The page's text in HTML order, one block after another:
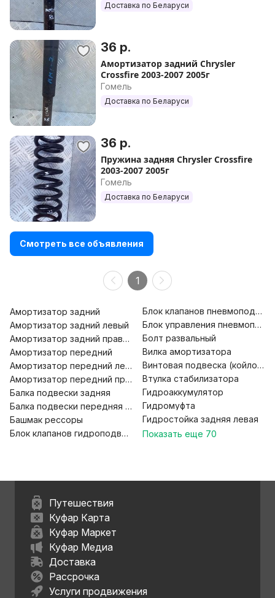
Доставка по Беларуси
36 р.
Амортизатор задний Chrysler
Crossfire 2003-2007 2005г
Гомель
Доставка по Беларуси
36 р.
Пружина задняя Chrysler Crossfire
2003-2007 2005г
Гомель
Доставка по Беларуси
Смотреть все объявления
1
Амортизатор задний
Амортизатор задний левый
Амортизатор задний правый
Амортизатор передний
Амортизатор передний левый
Амортизатор передний правый
Балка подвески задняя
Балка подвески передняя (подрамник)
Башмак рессоры
Блок клапанов гидроподвески
Блок клапанов
Блок управления
Болт развальный
Вилка амортизатора
Винтовая подвеска
Втулка стабилизатора
Гидроаккумулятор
Гидромуфта
Гидростойка задняя левая
Показать еще 70
Путешествия
Куфар Карта
Куфар Маркет
Куфар Медиа
Доставка
Рассрочка
Услуги продвижения